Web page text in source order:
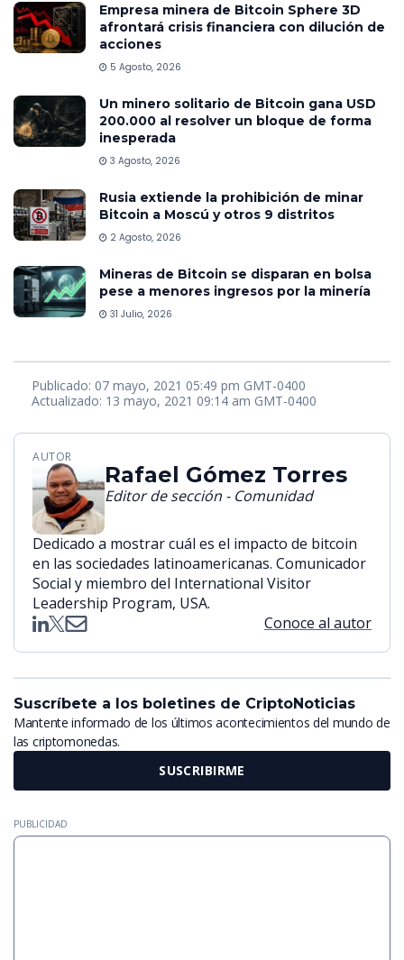
Empresa minera de Bitcoin Sphere 3D
afrontará crisis financiera con dilución de
acciones
5 Agosto, 2026
Un minero solitario de Bitcoin gana USD
200.000 al resolver un bloque de forma
inesperada
3 Agosto, 2026
Rusia extiende la prohibición de minar
Bitcoin a Moscú y otros 9 distritos
2 Agosto, 2026
Mineras de Bitcoin se disparan en bolsa
pese a menores ingresos por la minería
31 Julio, 2026
Publicado: 07 mayo, 2021 05:49 pm GMT-0400
Actualizado: 13 mayo, 2021 09:14 am GMT-0400
AUTOR
Rafael Gómez Torres
Editor de sección - Comunidad
Dedicado a mostrar cuál es el impacto de bitcoin
en las sociedades latinoamericanas. Comunicador
Social y miembro del International Visitor
Leadership Program, USA.
Conoce al autor
Suscríbete a los boletines de CriptoNoticias
Mantente informado de los últimos acontecimientos del mundo de
las criptomonedas.
SUSCRIBIRME
PUBLICIDAD